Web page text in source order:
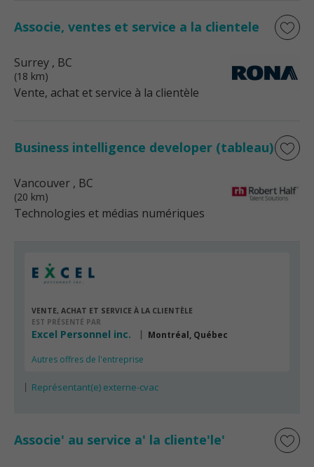
Associe, ventes et service a la clientele
Surrey , BC
(18 km)
Vente, achat et service à la clientèle
Business intelligence developer (tableau)
Vancouver , BC
(20 km)
Technologies et médias numériques
VENTE, ACHAT ET SERVICE À LA CLIENTÈLE
EST PRÉSENTÉ PAR
Excel Personnel inc. Montréal, Québec
Autres offres de l'entreprise
Représentant(e) externe-cvac
Associe' au service a' la cliente'le'